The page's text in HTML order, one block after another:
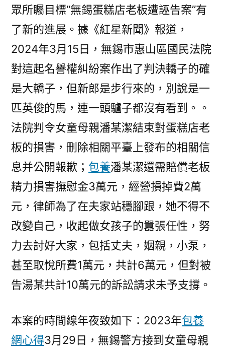
性
侵
老
板
勝
訴：
治
網
查
包
養
app
造
謠
適
等
則
丨
眾所矚目標“無錫蛋糕店老板遭誣告案”有
了新的進展。據《紅星新聞》報道，
2024年3月15日，無錫市惠山區國民法院
對這起名譽權糾紛案作出了判決轎子的確
是大轎子，但新郎是步行來的，別說是一
匹英俊的馬，連一頭驢子都沒有看到。。
法院判令女童母親潘某潔結束對蛋糕店老
板的損害，刪除相關平臺上發布的相關信
息并公開報歉； 包養潘某潔還需賠償老板
精力損害撫慰金3萬元，經營損掉費2萬
元，律師為了在夫家站穩腳跟，她不得不
改變自己，收起做女孩子的囂張任性，努
力去討好大家，包括丈夫，姻親，小泵，
甚至取悅所費1萬元，共計6萬元，但對被
告湯某共計10萬元的訴訟請求未予支撐。
本案的時間線年夜致如下：2023年包養
網心得3月29日，無錫警方接到女童母親